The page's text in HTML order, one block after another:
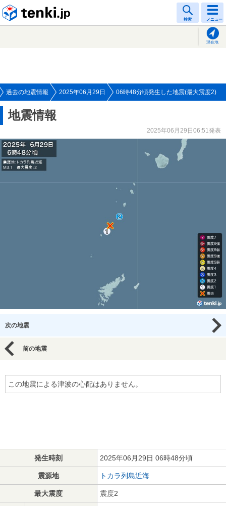
検索 メニュー
現在地
過去の地震情報 2025年06月29日 06時48分頃発生した地震(最大震度2)
地震情報
2025年06月29日06:51発表
次の地震
前の地震
この地震による津波の心配はありません。
発生時刻 2025年06月29日 06時48分頃
震源地 トカラ列島近海
最大震度 震度2